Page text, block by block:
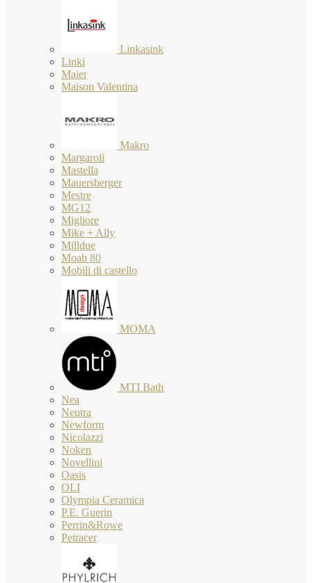
Linkasink
Linki
Maier
Maison Valentina
Makro
Margaroli
Mastella
Mauersberger
Mestre
MG12
Migliore
Mike + Ally
Milldue
Moab 80
Mobili di castello
MOMA
MTI Bath
Nea
Neutra
Newform
Nicolazzi
Noken
Novellini
Oasis
OLI
Olympia Ceramica
P.E. Guerin
Perrin&Rowe
Petracer